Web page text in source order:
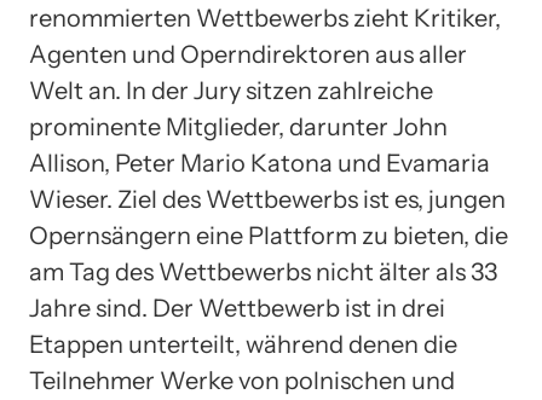
renommierten Wettbewerbs zieht Kritiker,
Agenten und Operndirektoren aus aller
Welt an. In der Jury sitzen zahlreiche
prominente Mitglieder, darunter John
Allison, Peter Mario Katona und Evamaria
Wieser. Ziel des Wettbewerbs ist es, jungen
Opernsängern eine Plattform zu bieten, die
am Tag des Wettbewerbs nicht älter als 33
Jahre sind. Der Wettbewerb ist in drei
Etappen unterteilt, während denen die
Teilnehmer Werke von polnischen und